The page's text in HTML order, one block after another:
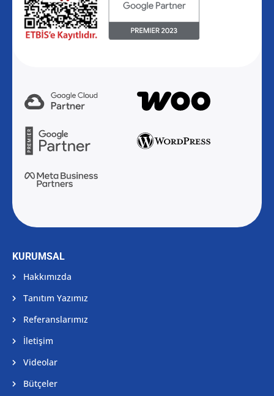
KURUMSAL
Hakkımızda
Tanıtım Yazımız
Referanslarımız
İletişim
Videolar
Bütçeler